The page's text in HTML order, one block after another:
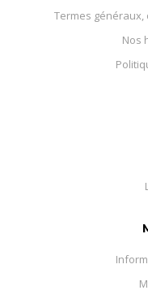
Termes
Nos